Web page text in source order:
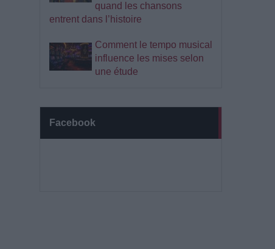
quand les chansons
entrent dans l’histoire
Comment le tempo musical
influence les mises selon
une étude
Facebook